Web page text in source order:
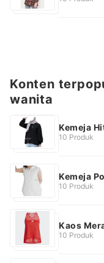
Konten
wanita
Kemeja
10 Produk
Kemeja
10 Produk
Kaos
10 Produk